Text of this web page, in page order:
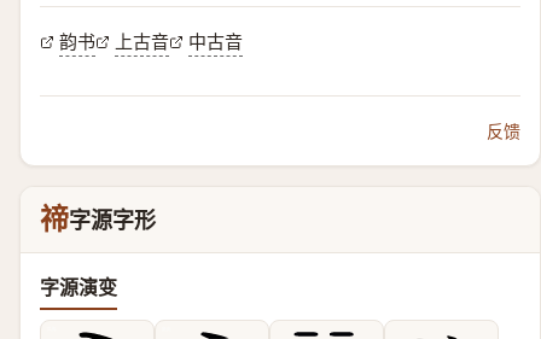
韵书 上古音 中古音
反馈
禘字源字形
字源演变